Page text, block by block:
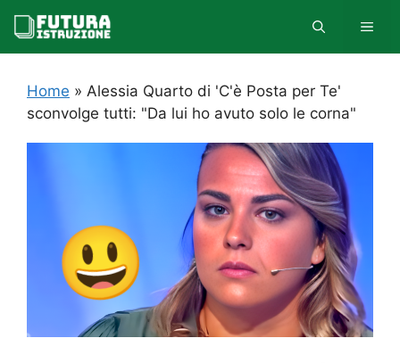
contenuto
Home » Alessia Quarto di 'C'è Posta per Te'
sconvolge tutti: "Da lui ho avuto solo le corna"